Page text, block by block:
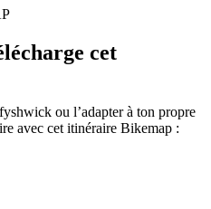
cet
ou l’adapter à ton propre
avec cet itinéraire Bikemap :